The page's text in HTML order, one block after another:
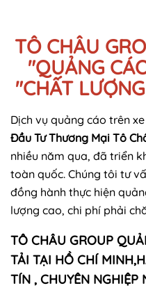
TÔ CHÂU
"QUẢNG
"CHẤT
Dịch vụ quảng cáo trên
Đầu Tư Thương Mại Tô
nhiều năm qua, đã triển
toàn quốc. Chúng tôi tư
đồng hành thực hiện
lượng cao, chi phí phải
TÔ CHÂU GROUP
TẢI TẠI HỒ CHÍ
TÍN , CHUYÊN NGHIỆP